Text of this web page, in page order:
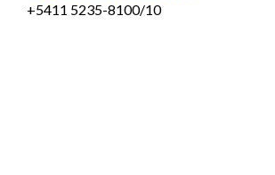
+5411 5235-8100/10